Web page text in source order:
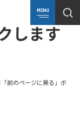
MENU
します
前のページに戻る」ボ